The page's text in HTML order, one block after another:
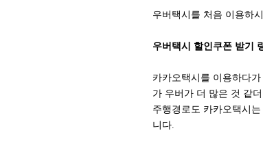
우버택시를 처음 이용하
우버택시 할인쿠폰 받기
카카오택시를 이용하다
가 우버가 더 많은 것 같
주행경로도 카카오택시
니다.